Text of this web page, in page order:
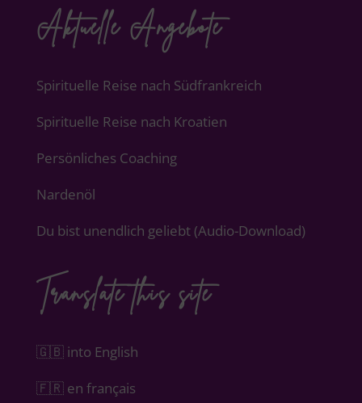
Aktuelle Angebote
Spirituelle Reise nach Südfrankreich
Spirituelle Reise nach Kroatien
Persönliches Coaching
Nardenöl
Du bist unendlich geliebt (Audio-Download)
Translate this site
🇬🇧 into English
🇫🇷 en français